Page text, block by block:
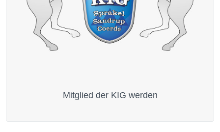
Mitglied der KIG werden